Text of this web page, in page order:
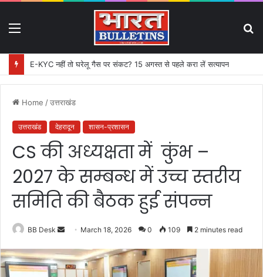
E-KYC नहीं तो घरेलू गैस पर संकट? 15 अगस्त से पहले करा लें सत्यापन
Home /उत्तराखंड
उत्तराखंड देहरादून शासन-प्रशासन
CS की अध्यक्षता में कुंभ –
2027 के सम्बन्ध में उच्च स्तरीय
समिति की बैठक हुई संपन्न
BB Desk
n
d
March 18, 2026 0 109 2 minutes read